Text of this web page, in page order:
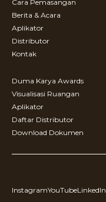
Cara Pemasangan
Berita & Acara
Aplikator
Distributor
Kontak
Duma Karya Awards
Visualisasi Ruangan
Aplikator
Daftar Distributor
Download Dokumen
InstagramYouTubeLinkedIn